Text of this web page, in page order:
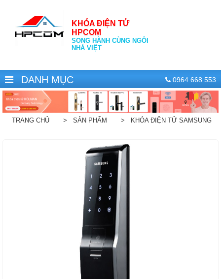
KHÓA ĐIỆN TỬ
HPCOM
SONG HÀNH CÙNG NGÔI
NHÀ VIỆT
DANH MỤC 0964 668 553
TRANG CHỦ > SẢN PHẨM > KHÓA ĐIỆN TỬ SAMSUNG